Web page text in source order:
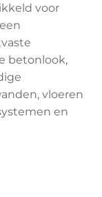
voor
betonlook,
vloeren
en